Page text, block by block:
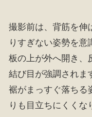
撮影前は、背筋を伸
りすぎない姿勢を
板の上が外へ開き、
結び目が強調されま
裾がまっすぐ落ちる
りも目立ちにくくな